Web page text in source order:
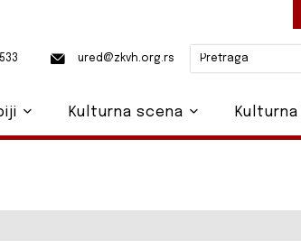
ured@zkvh.org.rs
Kulturna scena